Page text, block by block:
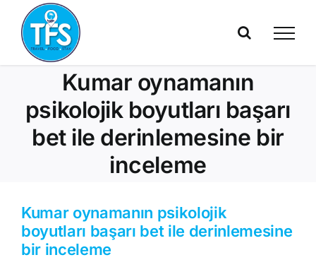
content
Kumar oynamanın
psikolojik boyutları başarı
bet ile derinlemesine bir
inceleme
Kumar oynamanın psikolojik
boyutları başarı bet ile derinlemesine
bir inceleme